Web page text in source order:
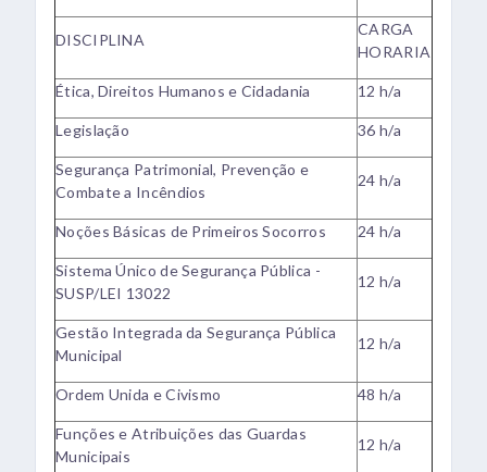
DISCIPLINA
CARGA
HORARIA
Ética, Direitos Humanos e Cidadania 12 h/a
Legislação 36 h/a
Segurança Patrimonial, Prevenção e
Combate a Incêndios
24 h/a
Noções Básicas de Primeiros Socorros 24 h/a
Sistema Único de Segurança Pública -
SUSP/LEI 13022
12 h/a
Gestão Integrada da Segurança Pública
Municipal
12 h/a
Ordem Unida e Civismo 48 h/a
Funções e Atribuições das Guardas
Municipais
12 h/a